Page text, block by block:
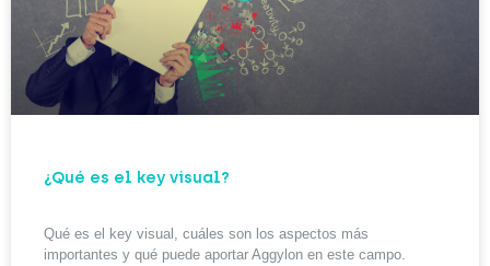
¿Qué es el key visual?
Qué es el key visual, cuáles son los aspectos más
importantes y qué puede aportar Aggylon en este campo.